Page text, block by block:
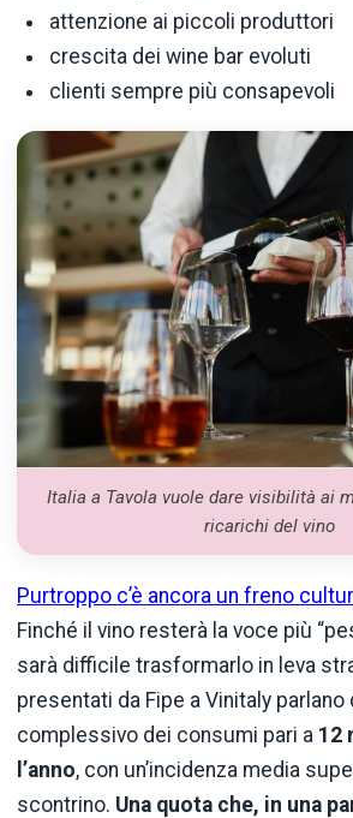
attenzione ai piccoli produttori
crescita dei wine bar evoluti
clienti sempre più consapevoli
Italia a Tavola vuole dare visibilità ai
ricarichi del vino
Purtroppo c’è ancora un freno
Finché il vino resterà la voce più
sarà difficile trasformarlo in leva
presentati da Fipe a Vinitaly parlano
complessivo dei consumi pari a 12
l’anno, con un’incidenza media
scontrino. Una quota che, in una